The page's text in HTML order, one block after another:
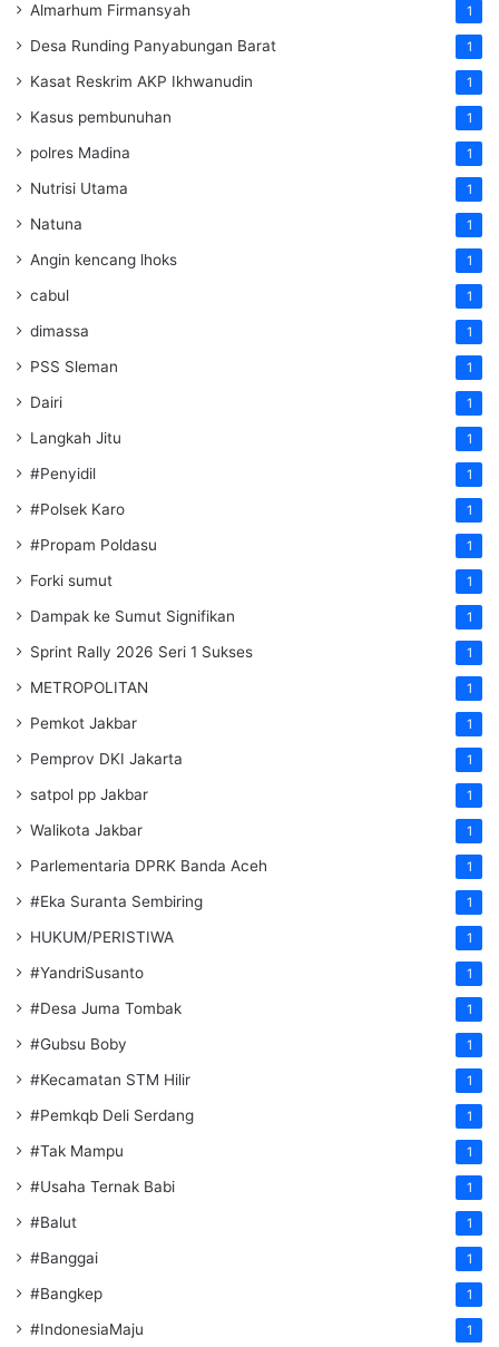
Almarhum Firmansyah 1
Desa Runding Panyabungan Barat 1
Kasat Reskrim AKP Ikhwanudin 1
Kasus pembunuhan 1
polres Madina 1
Nutrisi Utama 1
Natuna 1
Angin kencang lhoks 1
cabul 1
dimassa 1
PSS Sleman 1
Dairi 1
Langkah Jitu 1
#Penyidil 1
#Polsek Karo 1
#Propam Poldasu 1
Forki sumut 1
Dampak ke Sumut Signifikan 1
Sprint Rally 2026 Seri 1 Sukses 1
METROPOLITAN 1
Pemkot Jakbar 1
Pemprov DKI Jakarta 1
satpol pp Jakbar 1
Walikota Jakbar 1
Parlementaria DPRK Banda Aceh 1
#Eka Suranta Sembiring 1
HUKUM/PERISTIWA 1
#YandriSusanto 1
#Desa Juma Tombak 1
#Gubsu Boby 1
#Kecamatan STM Hilir 1
#Pemkqb Deli Serdang 1
#Tak Mampu 1
#Usaha Ternak Babi 1
#Balut 1
#Banggai 1
#Bangkep 1
#IndonesiaMaju 1